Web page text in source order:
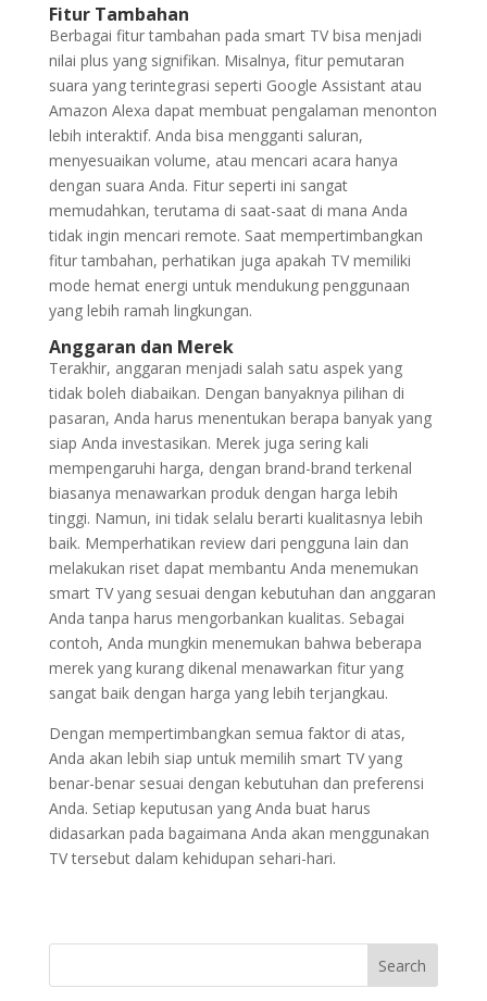
Fitur Tambahan
Berbagai fitur tambahan pada smart TV bisa menjadi
nilai plus yang signifikan. Misalnya, fitur pemutaran
suara yang terintegrasi seperti Google Assistant atau
Amazon Alexa dapat membuat pengalaman menonton
lebih interaktif. Anda bisa mengganti saluran,
menyesuaikan volume, atau mencari acara hanya
dengan suara Anda. Fitur seperti ini sangat
memudahkan, terutama di saat-saat di mana Anda
tidak ingin mencari remote. Saat mempertimbangkan
fitur tambahan, perhatikan juga apakah TV memiliki
mode hemat energi untuk mendukung penggunaan
yang lebih ramah lingkungan.
Anggaran dan Merek
Terakhir, anggaran menjadi salah satu aspek yang
tidak boleh diabaikan. Dengan banyaknya pilihan di
pasaran, Anda harus menentukan berapa banyak yang
siap Anda investasikan. Merek juga sering kali
mempengaruhi harga, dengan brand-brand terkenal
biasanya menawarkan produk dengan harga lebih
tinggi. Namun, ini tidak selalu berarti kualitasnya lebih
baik. Memperhatikan review dari pengguna lain dan
melakukan riset dapat membantu Anda menemukan
smart TV yang sesuai dengan kebutuhan dan anggaran
Anda tanpa harus mengorbankan kualitas. Sebagai
contoh, Anda mungkin menemukan bahwa beberapa
merek yang kurang dikenal menawarkan fitur yang
sangat baik dengan harga yang lebih terjangkau.
Dengan mempertimbangkan semua faktor di atas,
Anda akan lebih siap untuk memilih smart TV yang
benar-benar sesuai dengan kebutuhan dan preferensi
Anda. Setiap keputusan yang Anda buat harus
didasarkan pada bagaimana Anda akan menggunakan
TV tersebut dalam kehidupan sehari-hari.
Search